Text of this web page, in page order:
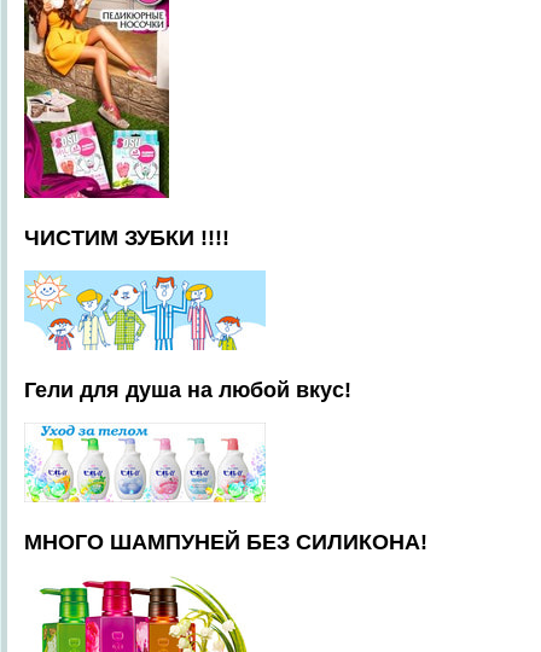
ЧИСТИМ ЗУБКИ !!!!
Гели для душа на любой вкус!
МНОГО ШАМПУНЕЙ БЕЗ СИЛИКОНА!